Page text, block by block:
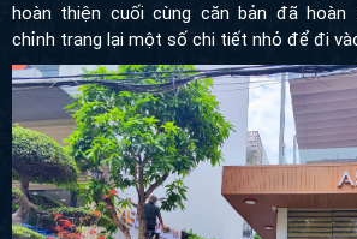
hoàn thiện cuối cùng căn bản đã hoàn
chỉnh trang lại một số chi tiết nhỏ để đi